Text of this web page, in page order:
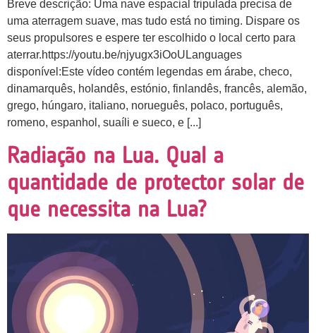
Breve descrição: Uma nave espacial tripulada precisa de
uma aterragem suave, mas tudo está no timing. Dispare os
seus propulsores e espere ter escolhido o local certo para
aterrar.https://youtu.be/njyugx3iOoULanguages
disponível:Este vídeo contém legendas em árabe, checo,
dinamarquês, holandês, estónio, finlandês, francês, alemão,
grego, húngaro, italiano, norueguês, polaco, português,
romeno, espanhol, suaíli e sueco, e [...]
Radiação na Lua. Qual a
quantidade de protector solar de
que necessita na Lua?